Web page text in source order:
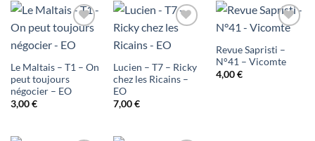
Ajouter
liste
d'envies
Le Maltais – T1 – On
peut toujours
négocier – EO
3,00€
Ajouter
liste
Lucien – T7 – Ricky
chez les Ricains –
EO
7,00€
à ma
Revue Sapristi –
N°41 – Vicomte
4,00€